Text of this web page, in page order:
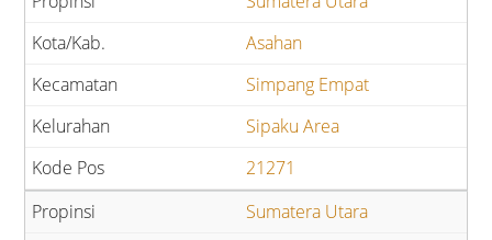
Asahan
Simpang Empat
Sipaku Area
21271
Sumatera Utara